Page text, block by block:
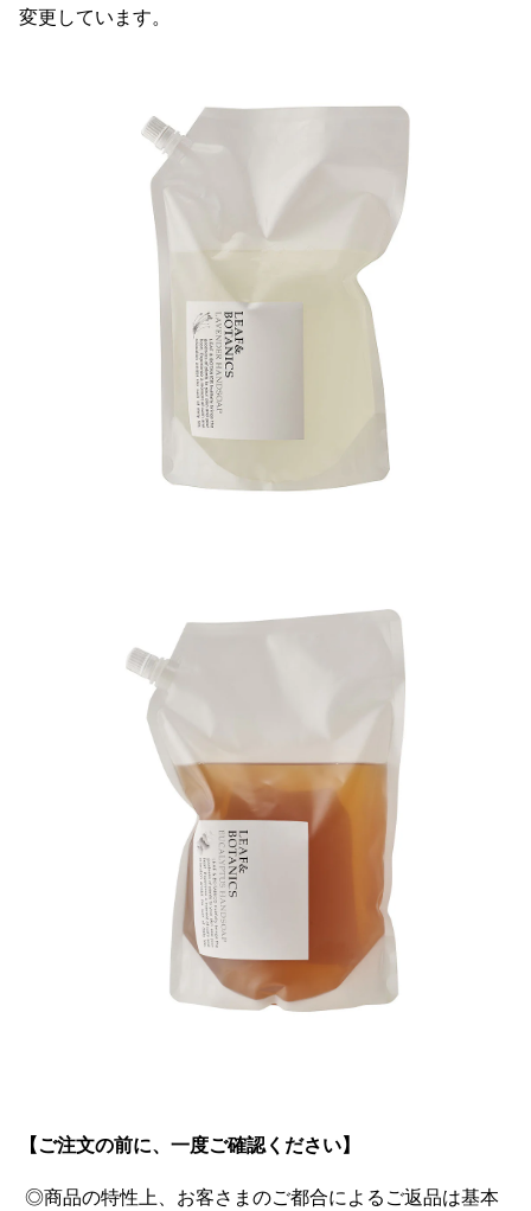
変更しています。
【ご注文の前に、一度ご確認ください】
◎商品の特性上、お客さまのご都合によるご返品は基本